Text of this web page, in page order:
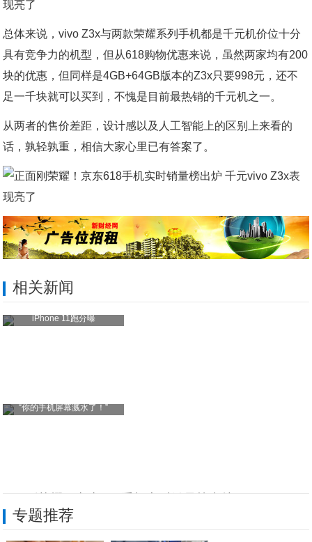
总体来说，vivo Z3x与两款荣耀系列手机都是千元机价位十分
具有竞争力的机型，但从618购物优惠来说，虽然两家均有200
块的优惠，但同样是4GB+64GB版本的Z3x只要998元，还不
足一千块就可以买到，不愧是目前最热销的千元机之一。
从两者的售价差距，设计感以及人工智能上的区别上来看的
话，孰轻孰重，相信大家心里已有答案了。
相关新闻
iPhone 11跑分曝
“你的手机屏幕溅水了！”
充电也要找点乐子：这只小象，解锁手机充电
专题推荐